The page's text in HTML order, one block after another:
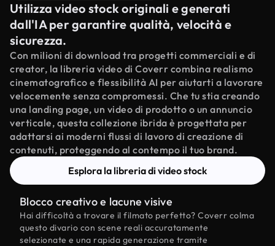
Utilizza video stock originali e generati
dall'IA per garantire qualità, velocità e
sicurezza.
Con milioni di download tra progetti commerciali e di
creator, la libreria video di Coverr combina realismo
cinematografico e flessibilità AI per aiutarti a lavorare
velocemente senza compromessi. Che tu stia creando
una landing page, un video di prodotto o un annuncio
verticale, questa collezione ibrida è progettata per
adattarsi ai moderni flussi di lavoro di creazione di
contenuti, proteggendo al contempo il tuo brand.
Esplora la libreria di video stock
Blocco creativo e lacune visive
Hai difficoltà a trovare il filmato perfetto? Coverr colma
questo divario con scene reali accuratamente
selezionate e una rapida generazione tramite